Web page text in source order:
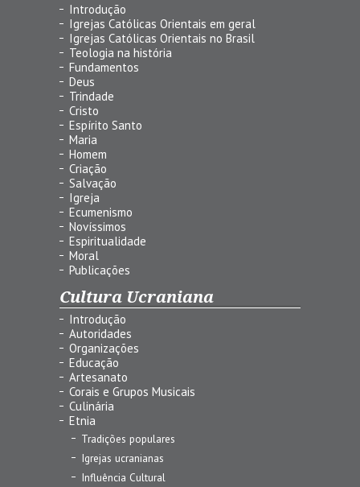
Introdução
Igrejas Católicas Orientais em geral
Igrejas Católicas Orientais no Brasil
Teologia na história
Fundamentos
Deus
Trindade
Cristo
Espírito Santo
Maria
Homem
Criação
Salvação
Igreja
Ecumenismo
Novíssimos
Espiritualidade
Moral
Publicações
Cultura Ucraniana
Introdução
Autoridades
Organizações
Educação
Artesanato
Corais e Grupos Musicais
Culinária
Etnia
Tradições populares
Igrejas ucranianas
Influência Cultural